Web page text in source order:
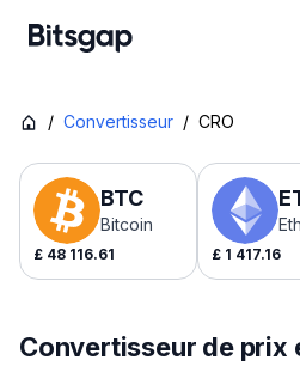
/ Convertisseur / CRO
BTC
Bitcoin
£ 48 116.61 £ 1 417.16
Convertisseur de prix